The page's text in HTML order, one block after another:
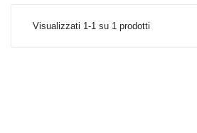
Visualizzati 1-1 su 1 prodotti